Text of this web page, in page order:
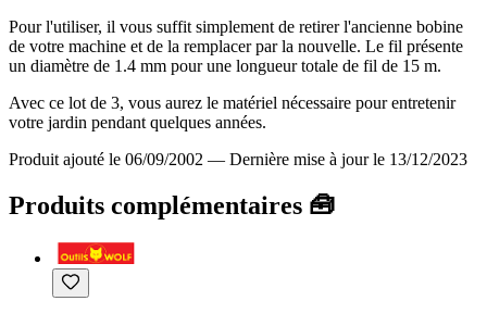
Pour l'utiliser, il vous suffit simplement de retirer l'ancienne bobine
de votre machine et de la remplacer par la nouvelle. Le fil présente
un diamètre de 1.4 mm pour une longueur totale de fil de 15 m.
Avec ce lot de 3, vous aurez le matériel nécessaire pour entretenir
votre jardin pendant quelques années.
Produit ajouté le 06/09/2002 — Dernière mise à jour le 13/12/2023
Produits complémentaires 🧰